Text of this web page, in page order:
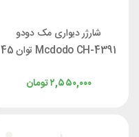
شارژر دیواری مک دودو
Mcdodo CH-4391 توان 45
تومان۲,۵۵۰,۰۰۰